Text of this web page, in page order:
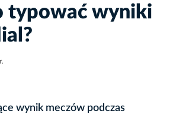
typować wyniki
wynik meczów podczas